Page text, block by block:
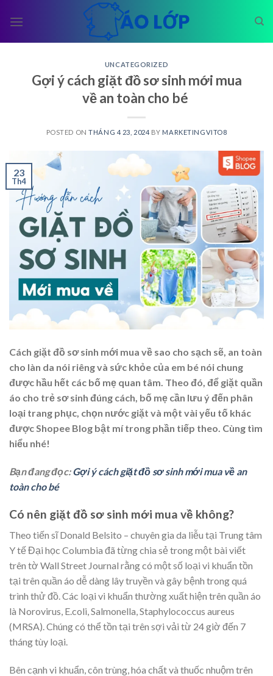
UNCATEGORIZED
Gợi ý cách giặt đồ sơ sinh mới mua
về an toàn cho bé
POSTED ONTHÁNG 4 23, 2024 BY MARKETINGVITO8
23
Th4
Cách giặt đồ sơ sinh mới mua về sao cho sạch sẽ, an toàn
cho làn da nói riêng và sức khỏe của em bé nói chung
được hầu hết các bố mẹ quan tâm. Theo đó, để giặt quần
áo cho trẻ sơ sinh đúng cách, bố mẹ cần lưu ý đến phân
loại trang phục, chọn nước giặt và một vài yếu tố khác
được Shopee Blog bật mí trong phần tiếp theo. Cùng tìm
hiểu nhé!
Bạn đang đọc:Gợi ý cách giặt đồ sơ sinh mới mua về an
toàn cho bé
Có nên giặt đồ sơ sinh mới mua về không?
Theo tiến sĩ Donald Belsito – chuyên gia da liễu tại Trung tâm
Y tế Đại học Columbia đã từng chia sẻ trong một bài viết
trên tờ Wall Street Journal rằng có một số loại vi khuẩn tồn
tại trên quần áo dễ dàng lây truyền và gây bệnh trong quá
trình thử đồ. Các loại vi khuẩn thường xuất hiện trên quần áo
là Norovirus, E.coli, Salmonella, Staphylococcus aureus
(MRSA). Chúng có thể tồn tại trên sợi vải từ 24 giờ đến 7
tháng tùy loại.
Bên cạnh vi khuẩn, côn trùng, hóa chất và thuốc nhuộm trên